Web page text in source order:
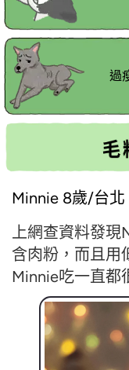
過
Minnie 8歲/台北
上網查資料發現
含肉粉，而且用
Minnie吃一直都